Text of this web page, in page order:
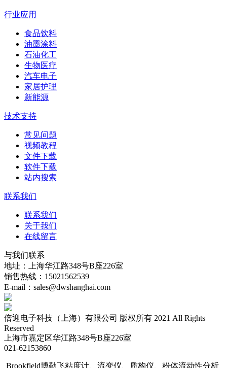
行业应用
食品饮料
油墨涂料
石油化工
生物医疗
汽车电子
家居护理
新能源
技术支持
常见问题
视频教程
文件下载
软件下载
站内搜索
联系我们
联系我们
关于我们
在线留言
与我们联系
地址：上海华江路348号B座226室
销售热线：15021562539
E-mail：sales@dwshanghai.com
倍迎电子科技（上海）有限公司 版权所有 2021 All Rights
Reserved
上海市嘉定区华江路348号B座226室
021-62153860
Brookfield博勒飞粘度计、流变仪、质构仪、粉体流动性分析